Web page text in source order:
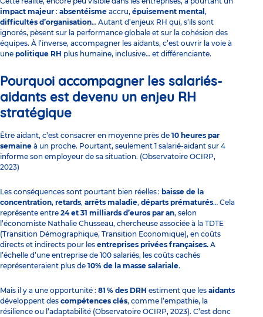
impact majeur : absentéisme accru, épuisement mental ,
difficultés d’organisation… Autant d’enjeux RH qui, s’ils sont
ignorés, pèsent sur la performance globale et sur la cohésion des
équipes. À l’inverse, accompagner les aidants, c’est ouvrir la voie à
une politique RH plus humaine, inclusive… et différenciante.
Pourquoi accompagner les salariés-
aidants est devenu un enjeu RH
stratégique
Être aidant, c’est consacrer en moyenne près de 10 heures par
semaine à un proche. Pourtant, seulement 1 salarié-aidant sur 4
informe son employeur de sa situation. (Observatoire OCIRP,
2023)
Les conséquences sont pourtant bien réelles : baisse de la
concentration, retards, arrêts maladie, départs prématurés… Cela
représente entre 24 et 31 milliards d’euros par an, selon
l’économiste Nathalie Chusseau, chercheuse associée à la TDTE
(Transition Démographique, Transition Economique), en coûts
directs et indirects pour les entreprises privées françaises. A
l’échelle d’une entreprise de 100 salariés, les coûts cachés
représenteraient plus de 10% de la masse salariale.
Mais il y a une opportunité : 81 % des DRH estiment que les aidants
développent des compétences clés, comme l’empathie, la
résilience ou l’adaptabilité (Observatoire OCIRP, 2023). C’est donc